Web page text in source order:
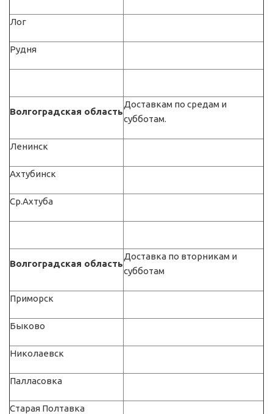
Лог
Рудня
Волгоградская область
Доставкам по средам и
субботам.
Ленинск
Ахтубинск
Ср.Ахтуба
Волгоградская область
Доставка по вторникам и
субботам
Приморск
Быково
Николаевск
Палласовка
Старая Полтавка